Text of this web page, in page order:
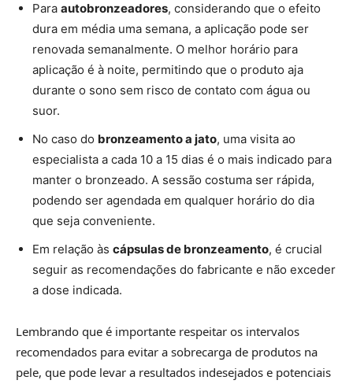
Para autobronzeadores, considerando que o efeito
dura em média uma semana, a aplicação pode ser
renovada semanalmente. O melhor horário para
aplicação é à noite, permitindo que o produto aja
durante o sono sem risco de contato com água ou
suor.
No caso do bronzeamento a jato, uma visita ao
especialista a cada 10 a 15 dias é o mais indicado para
manter o bronzeado. A sessão costuma ser rápida,
podendo ser agendada em qualquer horário do dia
que seja conveniente.
Em relação às cápsulas de bronzeamento, é crucial
seguir as recomendações do fabricante e não exceder
a dose indicada.
Lembrando que é importante respeitar os intervalos
recomendados para evitar a sobrecarga de produtos na
pele, que pode levar a resultados indesejados e potenciais